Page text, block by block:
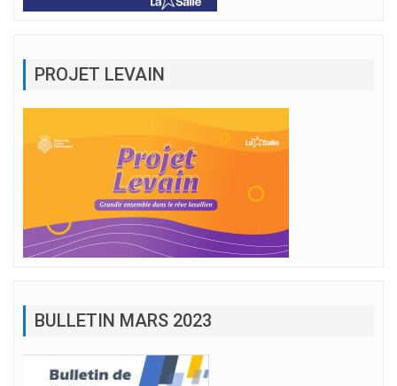
PROJET LEVAIN
BULLETIN MARS 2023